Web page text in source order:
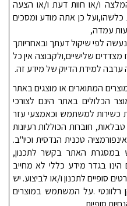
המלצה ו/או חוות דעת ו/או הצעה
כן אתה מודע ומסכים
עמדה,
לפי שיקול דעתך ובאחריותך
שלישיים,ולקבוצה אין כל
ערבה למידת הדיוק של מידע זה.
המתוארים או מוצגים באתר
הכלולים באתר הינם לצורכי
למשתמש וכאמצעי עזר
חוברות הכוללות רעיונות
טכנית הנדסית וכיו"ב.
במסגרת האתר בקשר לתכנון,
הינו בגדר מידע כללי לא מחייב
סופיים לתכנון ו/או לביצוע. יש
.על המשתמש במוצרים